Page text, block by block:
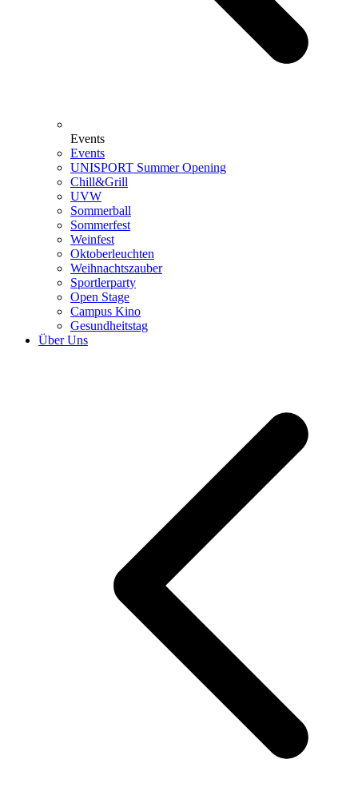
Events
Events
UNISPORT Summer Opening
Chill&Grill
UVW
Sommerball
Sommerfest
Weinfest
Oktoberleuchten
Weihnachtszauber
Sportlerparty
Open Stage
Campus Kino
Gesundheitstag
Über Uns